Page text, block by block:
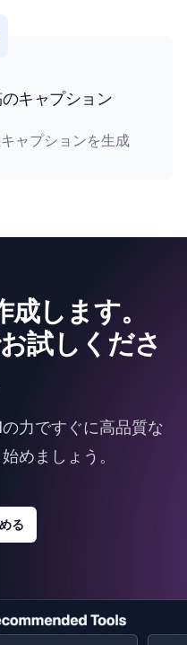
キャプション
ャプションを生成
します。
試しくださ
力ですぐに高品質な
めましょう。
る